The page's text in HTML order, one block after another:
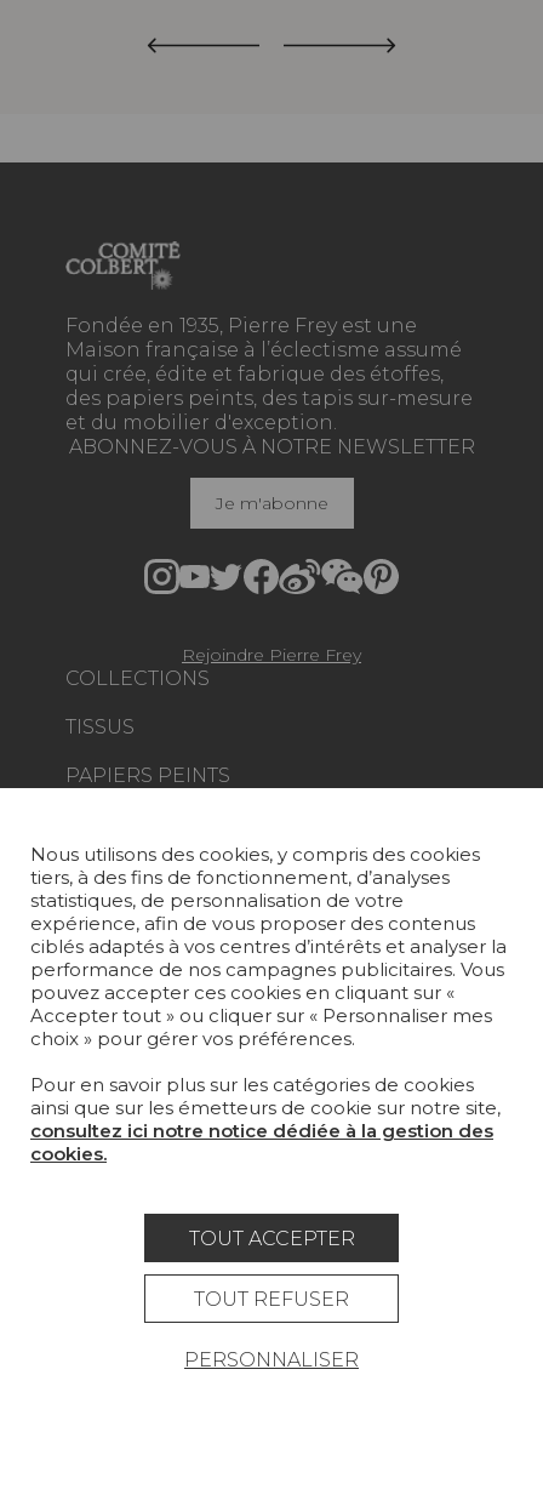
Fondée en 1935, Pierre Frey est une
Maison française à l’éclectisme assumé
qui crée, édite et fabrique des étoffes,
des papiers peints, des tapis sur-mesure
et du mobilier d'exception.
COLLECTIONS
TISSUS
PAPIERS PEINTS
MOBILIER
PROJETS
SUR-MESURE
MAGAZINE
LA MAISON
OÙ NOUS TROUVER ?
ABONNEZ-VOUS À NOTRE NEWSLETTER
Je m'abonne
Rejoindre Pierre Frey
Carrière Contact
Lexique
Mentions légales
données
Nous utilisons des cookies, y compris des cookies
tiers, à des fins de fonctionnement, d’analyses
statistiques, de personnalisation de votre
expérience, afin de vous proposer des contenus
ciblés adaptés à vos centres d’intérêts et analyser la
performance de nos campagnes publicitaires. Vous
pouvez accepter ces cookies en cliquant sur «
Accepter tout » ou cliquer sur « Personnaliser mes
choix » pour gérer vos préférences.
Pour en savoir plus sur les catégories de cookies
ainsi que sur les émetteurs de cookie sur notre site,
consultez ici notre notice dédiée à la gestion des
cookies.
TOUT ACCEPTER
TOUT REFUSER
PERSONNALISER